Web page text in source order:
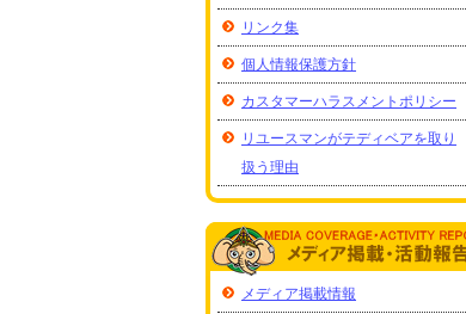
リンク集
個人情報保護方針
カスタマーハラスメントポリシー
リユースマンがテディベアを取り
扱う理由
メディア掲載情報